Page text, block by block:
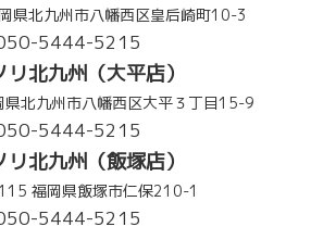
県北九州市八幡西区皇后崎町10-3
5444-5215
リ北九州（大平店）
北九州市八幡西区大平３丁目15-9
5444-5215
リ北九州（飯塚店）
福岡県飯塚市仁保210-1
5444-5215